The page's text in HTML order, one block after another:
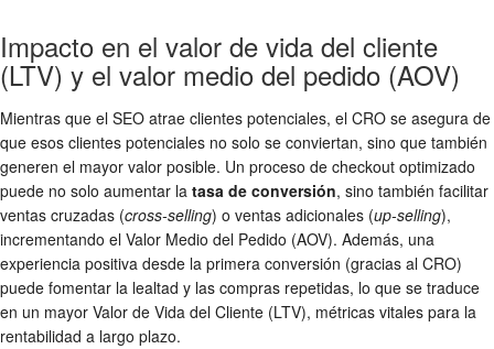
Impacto en el valor de vida del cliente
(LTV) y el valor medio del pedido (AOV)
Mientras que el SEO atrae clientes potenciales, el CRO se asegura de
que esos clientes potenciales no solo se conviertan, sino que también
generen el mayor valor posible. Un proceso de checkout optimizado
puede no solo aumentar la tasa de conversión, sino también facilitar
ventas cruzadas (cross-selling) o ventas adicionales (up-selling),
incrementando el Valor Medio del Pedido (AOV). Además, una
experiencia positiva desde la primera conversión (gracias al CRO)
puede fomentar la lealtad y las compras repetidas, lo que se traduce
en un mayor Valor de Vida del Cliente (LTV), métricas vitales para la
rentabilidad a largo plazo.